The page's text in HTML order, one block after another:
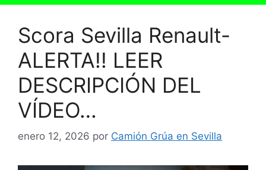
Scora Sevilla Renault-
ALERTA!! LEER
DESCRIPCIÓN DEL
VÍDEO…
enero 12, 2026 por Camión Grúa en Sevilla